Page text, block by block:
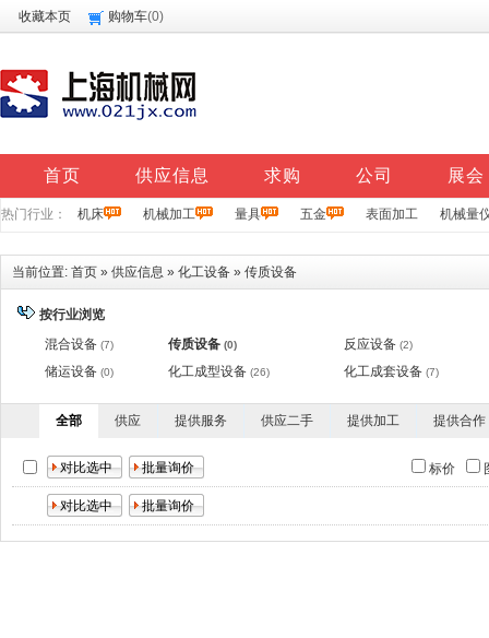
收藏本页 购物车(0)
首页 供应信息 求购 公司 展会
热门行业： 机床 机械加工 量具 五金 表面加工 机械量
当前位置: 首页 » 供应信息 » 化工设备 » 传质设备
按行业浏览
混合设备 (7) 传质设备 (0) 反应设备 (2)
储运设备 (0) 化工成型设备 (26) 化工成套设备 (7)
全部 供应 提供服务 供应二手 提供加工 提供合作
标价